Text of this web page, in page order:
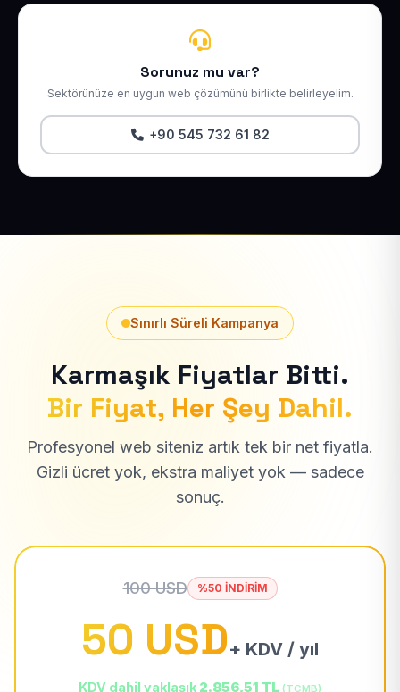
Sorunuz mu var?
Sektörünüze en uygun web çözümünü birlikte belirleyelim.
+90 545 732 61 82
Sınırlı Süreli Kampanya
Karmaşık Fiyatlar Bitti.
Bir Fiyat, Her Şey Dahil.
Profesyonel web siteniz artık tek bir net fiyatla.
Gizli ücret yok, ekstra maliyet yok — sadece
sonuç.
100 USD %50 İNDİRİM
50 USD+ KDV / yıl
KDV dahil yaklaşık 2.856,51 TL (TCMB)